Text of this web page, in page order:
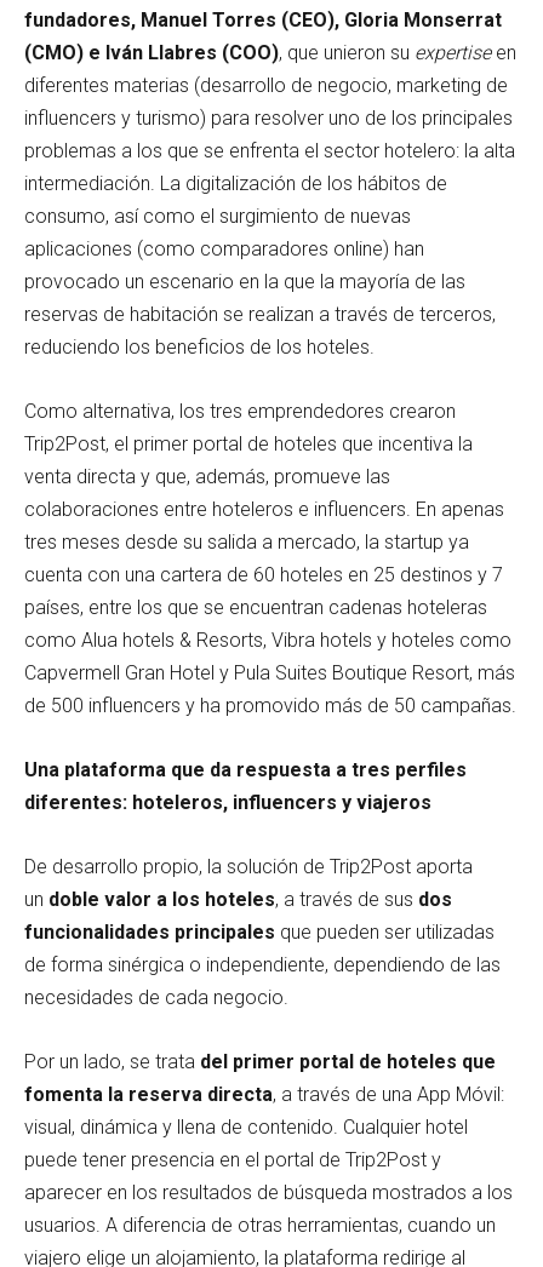
fundadores, Manuel Torres (CEO), Gloria Monserrat
(CMO) e Iván Llabres (COO), que unieron su expertiseen
diferentes materias (desarrollo de negocio, marketing de
influencers y turismo) para resolver uno de los principales
problemas a los que se enfrenta el sector hotelero: la alta
intermediación. La digitalización de los hábitos de
consumo, así como el surgimiento de nuevas
aplicaciones (como comparadores online) han
provocado un escenario en la que la mayoría de las
reservas de habitación se realizan a través de terceros,
reduciendo los beneficios de los hoteles.
Como alternativa, los tres emprendedores crearon
Trip2Post, el primer portal de hoteles que incentiva la
venta directa y que, además, promueve las
colaboraciones entre hoteleros e influencers. En apenas
tres meses desde su salida a mercado, la startup ya
cuenta con una cartera de 60 hoteles en 25 destinos y 7
países, entre los que se encuentran cadenas hoteleras
como Alua hotels & Resorts, Vibra hotels y hoteles como
Capvermell Gran Hotel y Pula Suites Boutique Resort, más
de 500 influencers y ha promovido más de 50 campañas.
Una plataforma que da respuesta a tres perfiles
diferentes: hoteleros, influencers y viajeros
De desarrollo propio, la solución de Trip2Post aporta
un doble valor a los hoteles, a través de sus dos
funcionalidades principales que pueden ser utilizadas
de forma sinérgica o independiente, dependiendo de las
necesidades de cada negocio.
Por un lado, se trata del primer portal de hoteles que
fomenta la reserva directa, a través de una App Móvil:
visual, dinámica y llena de contenido. Cualquier hotel
puede tener presencia en el portal de Trip2Post y
aparecer en los resultados de búsqueda mostrados a los
usuarios. A diferencia de otras herramientas, cuando un
viajero elige un alojamiento, la plataforma redirige al